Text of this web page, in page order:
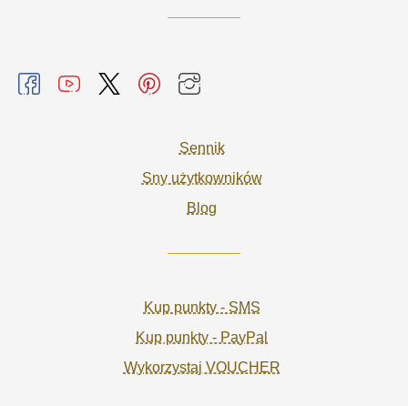
Sennik
Sny użytkowników
Blog
Kup punkty - SMS
Kup punkty - PayPal
Wykorzystaj VOUCHER